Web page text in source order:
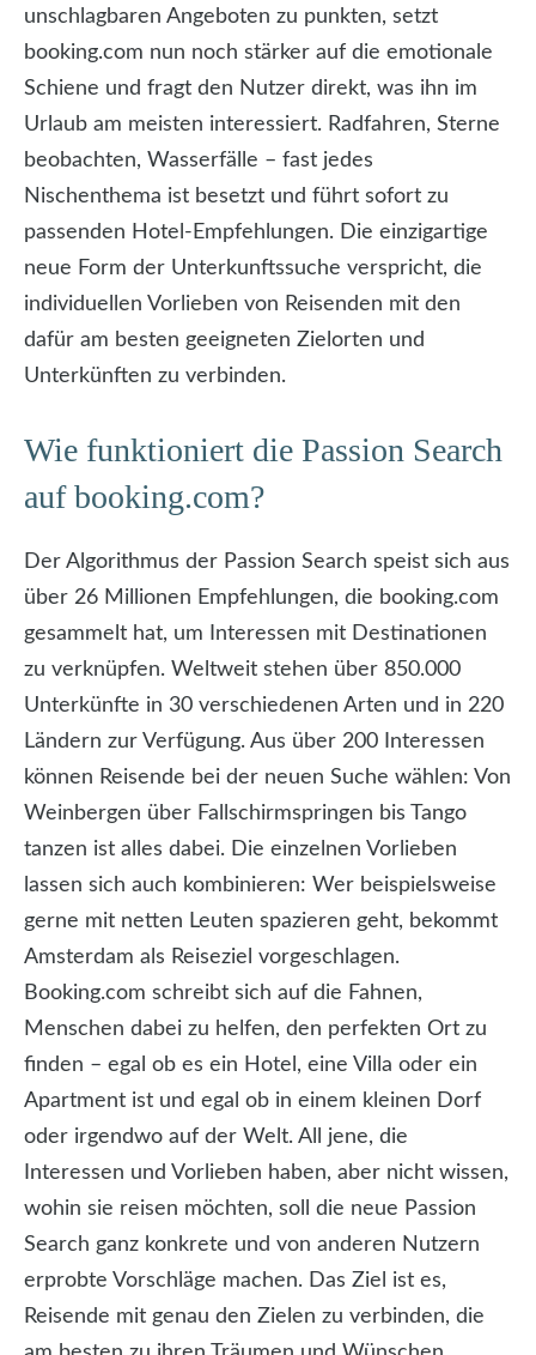
unschlagbaren Angeboten zu punkten, setzt
booking.com nun noch stärker auf die emotionale
Schiene und fragt den Nutzer direkt, was ihn im
Urlaub am meisten interessiert. Radfahren, Sterne
beobachten, Wasserfälle – fast jedes
Nischenthema ist besetzt und führt sofort zu
passenden Hotel-Empfehlungen. Die einzigartige
neue Form der Unterkunftssuche verspricht, die
individuellen Vorlieben von Reisenden mit den
dafür am besten geeigneten Zielorten und
Unterkünften zu verbinden.
Wie funktioniert die Passion Search
auf booking.com?
Der Algorithmus der Passion Search speist sich aus
über 26 Millionen Empfehlungen, die booking.com
gesammelt hat, um Interessen mit Destinationen
zu verknüpfen. Weltweit stehen über 850.000
Unterkünfte in 30 verschiedenen Arten und in 220
Ländern zur Verfügung. Aus über 200 Interessen
können Reisende bei der neuen Suche wählen: Von
Weinbergen über Fallschirmspringen bis Tango
tanzen ist alles dabei. Die einzelnen Vorlieben
lassen sich auch kombinieren: Wer beispielsweise
gerne mit netten Leuten spazieren geht, bekommt
Amsterdam als Reiseziel vorgeschlagen.
Booking.com schreibt sich auf die Fahnen,
Menschen dabei zu helfen, den perfekten Ort zu
finden – egal ob es ein Hotel, eine Villa oder ein
Apartment ist und egal ob in einem kleinen Dorf
oder irgendwo auf der Welt. All jene, die
Interessen und Vorlieben haben, aber nicht wissen,
wohin sie reisen möchten, soll die neue Passion
Search ganz konkrete und von anderen Nutzern
erprobte Vorschläge machen. Das Ziel ist es,
Reisende mit genau den Zielen zu verbinden, die